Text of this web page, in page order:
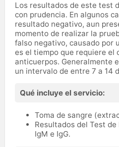
Los resultados de este test
con prudencia. En algunos
resultado negativo, aun
momento de realizar la
falso negativo, causado por
es el tiempo que requiere el
anticuerpos. Generalmente
un intervalo de entre 7 a 14
Qué incluye el servicio:
Toma de sangre
Resultados del Test
IgM e IgG.